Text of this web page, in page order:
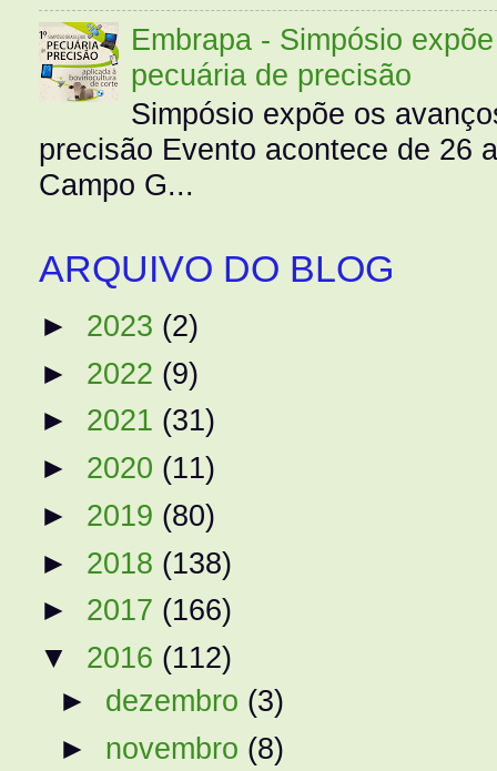
Embrapa - Simpósio
pecuária de precisão
Simpósio expõe os
precisão Evento acontece de 26
Campo G...
ARQUIVO DO BLOG
► 2023 (2)
► 2022 (9)
► 2021 (31)
► 2020 (11)
► 2019 (80)
► 2018 (138)
► 2017 (166)
▼ 2016 (112)
► dezembro (3)
► novembro (8)